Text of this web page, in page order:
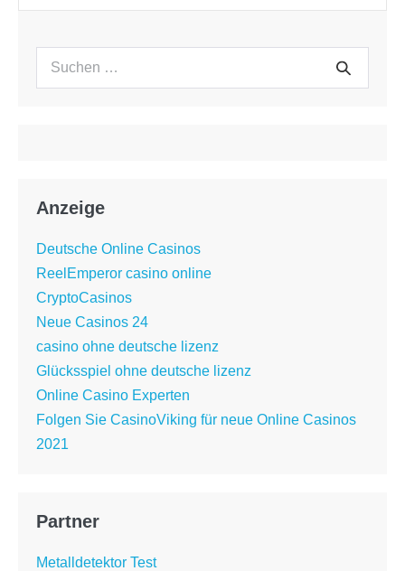
Suchen
Suche
Anzeige
Deutsche Online Casinos
ReelEmperor casino online
CryptoCasinos
Neue Casinos 24
casino ohne deutsche lizenz
Glücksspiel ohne deutsche lizenz
Online Casino Experten
Folgen Sie CasinoViking für neue Online Casinos
2021
Partner
Metalldetektor Test